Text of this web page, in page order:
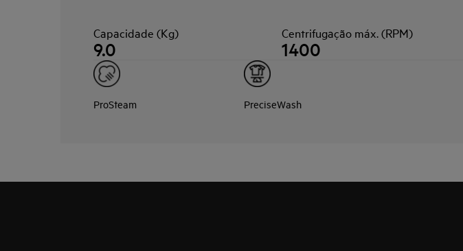
Capacidade (Kg)
9.0
Centrifugação máx. (RPM)
1400
ProSteam PreciseWash